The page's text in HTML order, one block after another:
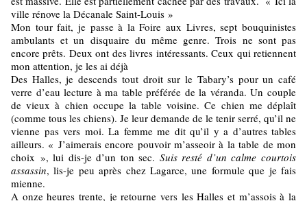
ville rénove la Décanale Saint-Louis »
Mon tour fait, je passe à la Foire aux Livres, sept bouquinistes
ambulants et un disquaire du même genre. Trois ne sont pas
encore prêts. Deux ont des livres intéressants. Ceux qui retiennent
mon attention, je les ai déjà
Des Halles, je descends tout droit sur le Tabary’s pour un café
verre d’eau lecture à ma table préférée de la véranda. Un couple
de vieux à chien occupe la table voisine. Ce chien me déplaît
(comme tous les chiens). Je leur demande de le tenir serré, qu’il ne
vienne pas vers moi. La femme me dit qu’il y a d’autres tables
ailleurs. « J’aimerais encore pouvoir m’asseoir à la table de mon
choix », lui dis-je d’un ton sec. Suis resté d’un calme courtois
assassin, lis-je peu après chez Lagarce, une formule que je fais
mienne.
A onze heures trente, je retourne vers les Halles et m’assois à la